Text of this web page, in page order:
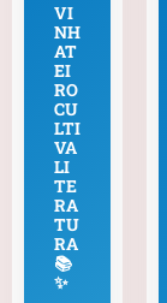
VI
NH
AT
EI
RO
CU
LTI
VA
LI
TE
RA
TU
RA
📚
✨